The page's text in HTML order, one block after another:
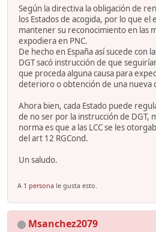
Según la directiva la obligación de
los Estados de acogida, por lo que
mantener su reconocimiento en las
expodiera en PNC.
De hecho en España así sucede con
DGT sacó instrucción de que
que proceda alguna causa para
deterioro o obtención de una nueva
Ahora bien, cada Estado puede
de no ser por la instrucción de DGT,
norma es que a las LCC se les
del art 12 RGCond.
Un saludo.
A 1 persona le gusta esto.
Msanchez2079